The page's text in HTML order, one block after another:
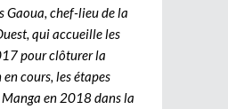
Gaoua, chef-lieu de la
qui accueille les
pour clôturer la
cours, les étapes
Manga en 2018 dans la